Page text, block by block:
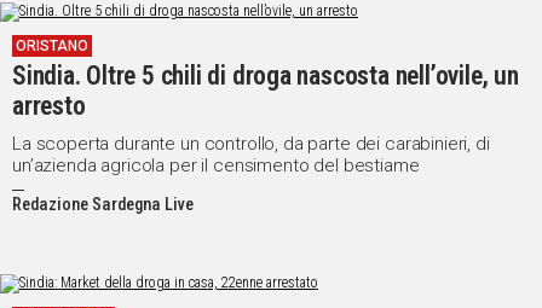
ORISTANO
SULCIS
GALLURA
OGLIASTRA
MEDIO
CAMPIDANO
POLITICA
ORISTANO
Sindia. Oltre 5 chili di droga nascosta nell’ovile, un
arresto
La scoperta durante un controllo, da parte dei carabinieri, di
un’azienda agricola per il censimento del bestiame
Redazione Sardegna Live